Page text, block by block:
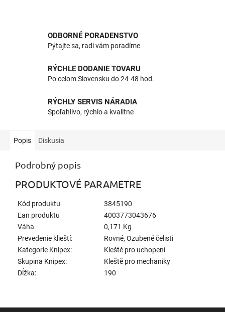
ODBORNÉ PORADENSTVO
Pýtajte sa, radi vám poradíme
RÝCHLE DODANIE TOVARU
Po celom Slovensku do 24-48 hod.
RÝCHLY SERVIS NÁRADIA
Spoľahlivo, rýchlo a kvalitne
Popis Diskusia
Podrobný popis
PRODUKTOVÉ PARAMETRE
Kód produktu
3845190
Ean produktu
4003773043676
Váha
0,171 Kg
Prevedenie klieští:
Rovné, Ozubené čelisti
Kategorie Knipex:
Kleště pro uchopení
Skupina Knipex:
Kleště pro mechaniky
Dĺžka:
190